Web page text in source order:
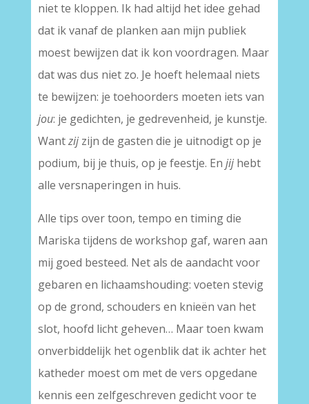
niet te kloppen. Ik had altijd het idee gehad
dat ik vanaf de planken aan mijn publiek
moest bewijzen dat ik kon voordragen. Maar
dat was dus niet zo. Je hoeft helemaal niets
te bewijzen: je toehoorders moeten iets van
jou: je gedichten, je gedrevenheid, je kunstje.
Wantzijzijn de gasten die je uitnodigt op je
podium, bij je thuis, op je feestje. En jijhebt
alle versnaperingen in huis.
Alle tips over toon, tempo en timing die
Mariska tijdens de workshop gaf, waren aan
mij goed besteed. Net als de aandacht voor
gebaren en lichaamshouding: voeten stevig
op de grond, schouders en knieën van het
slot, hoofd licht geheven… Maar toen kwam
onverbiddelijk het ogenblik dat ik achter het
katheder moest om met de vers opgedane
kennis een zelfgeschreven gedicht voor te